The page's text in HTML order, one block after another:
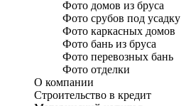
Фото домов из бруса
Фото срубов под усадку
Фото каркасных домов
Фото бань из бруса
Фото перевозных бань
Фото отделки
О компании
Строительство в кредит